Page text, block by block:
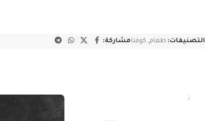
التصنيفات: طعام, كوفتامشاركة: